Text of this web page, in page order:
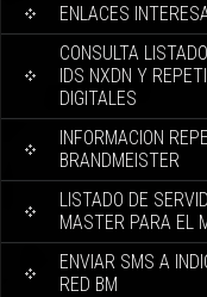
ENLACES
CONSULTA
IDS NXDN Y
DIGITALES
INFORMACION
BRANDMEISTER
LISTADO DE
MASTER PARA EL
ENVIAR SMS A
RED BM